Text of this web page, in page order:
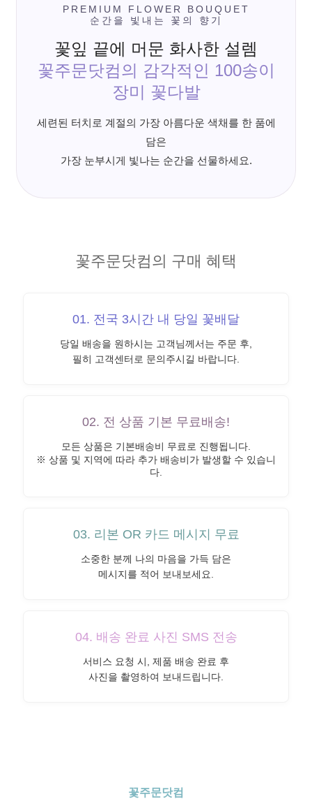
PREMIUM FLOWER BOUQUET
순간을 빛내는 꽃의 향기
꽃잎 끝에 머문 화사한 설렘
꽃주문닷컴의 감각적인 100송이
장미 꽃다발
세련된 터치로 계절의 가장 아름다운 색채를 한 품에
담은
가장 눈부시게 빛나는 순간을 선물하세요.
꽃주문닷컴의 구매 혜택
01. 전국 3시간 내 당일 꽃배달
당일 배송을 원하시는 고객님께서는 주문 후,
필히 고객센터로 문의주시길 바랍니다.
02. 전 상품 기본 무료배송!
모든 상품은 기본배송비 무료로 진행됩니다.
※ 상품 및 지역에 따라 추가 배송비가 발생할 수 있습니
다.
03. 리본 OR 카드 메시지 무료
소중한 분께 나의 마음을 가득 담은
메시지를 적어 보내보세요.
04. 배송 완료 사진 SMS 전송
서비스 요청 시, 제품 배송 완료 후
사진을 촬영하여 보내드립니다.
꽃주문닷컴